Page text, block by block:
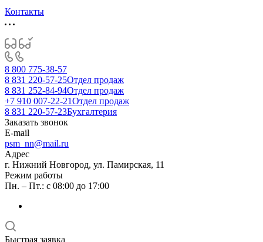
Контакты
8 800 775-38-57
8 831 220-57-25Отдел продаж
8 831 252-84-94Отдел продаж
+7 910 007-22-21Отдел продаж
8 831 220-57-23Бухгалтерия
Заказать звонок
E-mail
psm_nn@mail.ru
Адрес
г. Нижний Новгород, ул. Памирская, 11
Режим работы
Пн. – Пт.: с 08:00 до 17:00
Быстрая заявка